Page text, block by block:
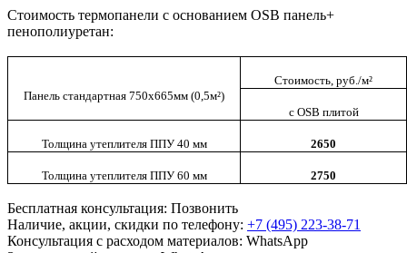
Стоимость термопанели с основанием OSB панель+
пенополиуретан:
Панель стандартная 750х665мм (0,5м²)
Стоимость, руб./м²
c OSB плитой
Толщина утеплителя ППУ 40 мм 2650
Толщина утеплителя ППУ 60 мм 2750
Бесплатная консультация: Позвонить
Наличие, акции, скидки по телефону: +7 (495) 223-38-71
Консультация с расходом материалов: WhatsApp